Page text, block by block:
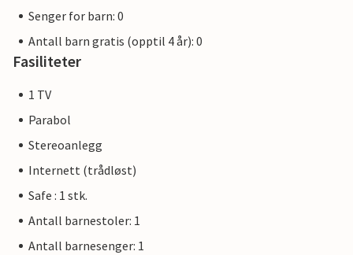
Senger for barn: 0
Antall barn gratis (opptil 4 år): 0
Fasiliteter
1 TV
Parabol
Stereoanlegg
Internett (trådløst)
Safe : 1 stk.
Antall barnestoler: 1
Antall barnesenger: 1